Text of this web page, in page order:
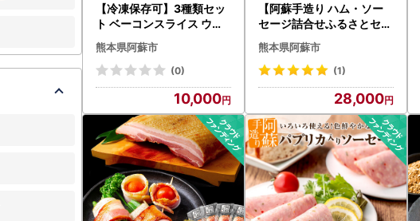
【冷凍保存可】3種類セッ
ト ベーコンスライス ウイ
ンナーソーセージ バジル
ウインナー ひばり工房 お
つまみ 豚肉 ベーコン スラ
イス ふるさと納税 惣菜 小
分け 手造り お取り寄せ 豪
華 贅沢 贈答品 朝食 熊本県
阿蘇市
熊本県阿蘇市
(0)
10,000
【阿蘇手造り ハム・ソー
セージ詰合せふるさとセッ
ト】本場ドイツ食肉コンテ
ストsuffa★金賞受賞 ベー
コンブロック フランクフ
ルト プレスハム ポークソ
ーセージ バジル ふるさと
納税 ひばり工房 金賞 銅賞
ウインナー 詰め合わせ 食
べ比べ
熊本県阿蘇市
(1)
28,000